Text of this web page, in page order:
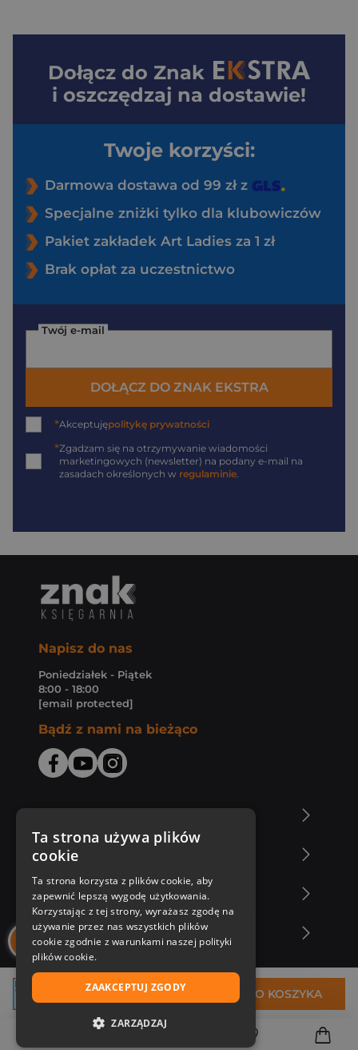
55,99 zł DO KOSZYKA
Dołącz do Znak
i oszczędzaj na dostawie!
Twoje korzyści:
Darmowa dostawa od 99 zł z
Specjalne zniżki tylko dla klubowiczów
Pakiet zakładek Art Ladies za 1 zł
Brak opłat za uczestnictwo
Twój e-mail
DOŁĄCZ DO ZNAK EKSTRA
*Akceptujępolitykę prywatności
*Zgadzam się na otrzymywanie wiadomości
marketingowych (newsletter) na podany e-mail na
zasadach określonych w regulaminie.
Napisz do nas
Poniedziałek - Piątek
8:00 - 18:00
[email protected]
Bądź z nami na bieżąco
Zakupy u nas
Nasza oferta
Nasi autorzy
Ta strona używa plików
cookie
Ta strona korzysta z plików cookie, aby
zapewnić lepszą wygodę użytkowania.
Korzystając z tej strony, wyrażasz zgodę na
używanie przez nas wszystkich plików
cookie zgodnie z warunkami naszej polityki
plików cookie.
ZAAKCEPTUJ ZGODY
ZARZĄDZAJ